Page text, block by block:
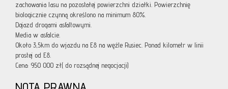
zachowania lasu na pozostałej powierzchni działki. Powierzchnię
biologicznie czynną określono na minimum 80%.
Dojazd drogami asfaltowymi.
Media w asfalcie.
Około 3,5km do wjazdu na E8 na węźle Rusiec. Ponad kilometr w linii
prostej od E8.
Cena: 950 000 zł( do rozsądnej negocjacji)